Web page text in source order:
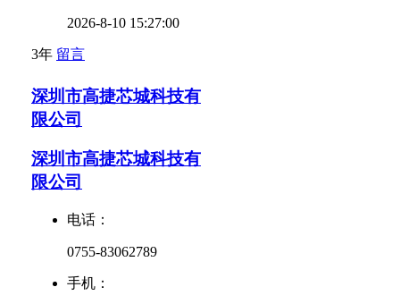
2026-8-10 15:27:00
3年 留言
深圳市高捷芯城科技有
限公司
深圳市高捷芯城科技有
限公司
电话：
0755-83062789
手机：